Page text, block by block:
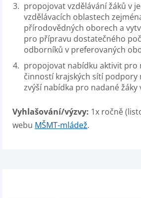
propojovat vzdělávání žáků v
vzdělávacích oblastech
přírodovědných oborech a
pro přípravu dostatečného
odborníků v preferovaných
propojovat nabídku aktivit pro
činností krajských sítí podpory
zvýší nabídka pro nadané žáky
Vyhlašování/výzvy: 1x ročně
webu MŠMT-mládež.